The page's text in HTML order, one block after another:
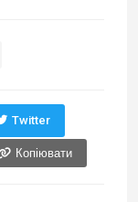
Twitter
Копіювати